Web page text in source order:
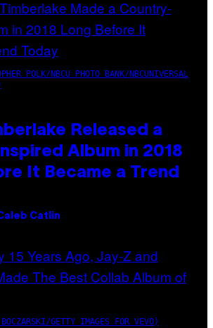
POLK/NBCU PHOTO BANK/NBCUNIVERSAL
Released a
Album in 2018
It Became a Trend
Catlin
GETTY IMAGES FOR VEVO)